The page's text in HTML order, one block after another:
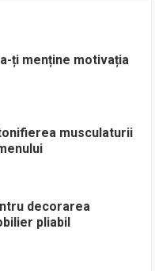
ți menține motivația
musculaturii
decorarea
pliabil